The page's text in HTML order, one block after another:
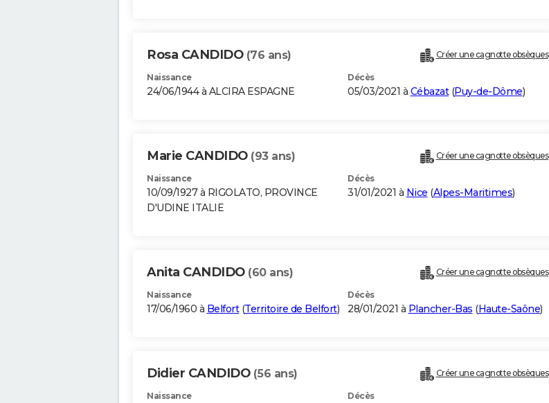
Rosa CANDIDO (76 ans) Créer une cagnotte obsèques
Naissance
24/06/1944 à ALCIRA ESPAGNE
Décès
05/03/2021 à Cébazat(Puy-de-Dôme)
Marie CANDIDO (93 ans) Créer une cagnotte obsèques
Naissance
10/09/1927 à RIGOLATO, PROVINCE
D'UDINE ITALIE
Décès
31/01/2021 à Nice (Alpes-Maritimes)
Anita CANDIDO (60 ans) Créer une cagnotte obsèques
Naissance
17/06/1960 à Belfort(Territoire de Belfort)
Décès
28/01/2021 à Plancher-Bas (Haute-Saône)
Didier CANDIDO (56 ans) Créer une cagnotte obsèques
Naissance Décès